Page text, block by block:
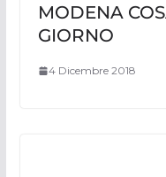
MODENA
GIORNO
4 Dicembre 2018